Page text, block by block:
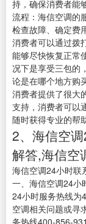
持，确保消费者能
流程：海信空调的
检查故障、确定费
消费者可以通过拨
能够尽快恢复正常
况下是享受三包的
论是在哪个地方购
消费者提供了很大
支持，消费者可以
随时获得专业的帮
2、海信空
解答,海信空
海信空调24小时联
一、海信空调24小
24小时服务热线为
空调相关问题或寻